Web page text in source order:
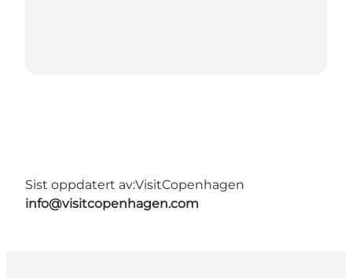
Sist oppdatert av:VisitCopenhagen
info@visitcopenhagen.com